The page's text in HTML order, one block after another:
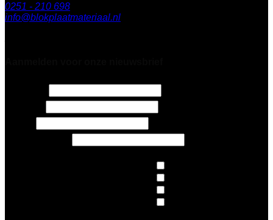
0251 - 210 698
info@blokplaatmateriaal.nl